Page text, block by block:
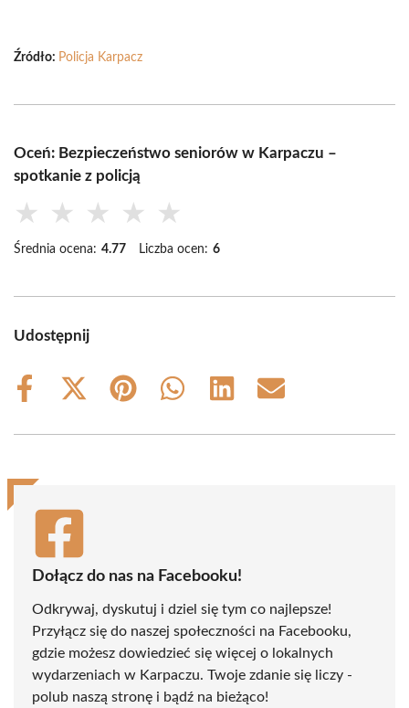
Źródło: Policja Karpacz
Oceń: Bezpieczeństwo seniorów w Karpaczu –
spotkanie z policją
★ ★ ★ ★ ★
Średnia ocena: 4.77 Liczba ocen: 6
Udostępnij
Share
Share
(Twitter)
Share
Share
Share
Share
Dołącz do nas na Facebooku!
Odkrywaj, dyskutuj i dziel się tym co najlepsze!
Przyłącz się do naszej społeczności na Facebooku,
gdzie możesz dowiedzieć się więcej o lokalnych
wydarzeniach w Karpaczu. Twoje zdanie się liczy -
polub naszą stronę i bądź na bieżąco!